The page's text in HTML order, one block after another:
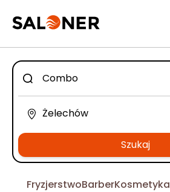
Szukaj
FryzjerstwoBarberKosmetyka